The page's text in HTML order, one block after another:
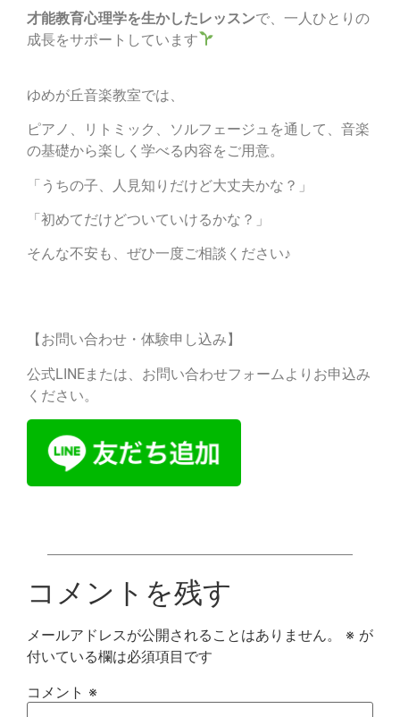
才能教育心理学を生かしたレッスンで、一人ひとりの
成長をサポートしています
ゆめが丘音楽教室では、
ピアノ、リトミック、ソルフェージュを通して、音楽
の基礎から楽しく学べる内容をご用意。
「うちの子、人見知りだけど大丈夫かな？」
「初めてだけどついていけるかな？」
そんな不安も、ぜひ一度ご相談ください♪
【お問い合わせ・体験申し込み】
公式LINEまたは、お問い合わせフォームよりお申込み
ください。
コメントを残す
メールアドレスが公開されることはありません。 ※ が
付いている欄は必須項目です
コメント ※